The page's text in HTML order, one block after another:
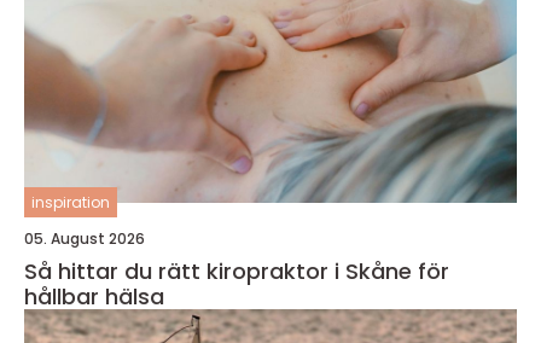
inspiration
05. August 2026
Så hittar du rätt kiropraktor i Skåne för
hållbar hälsa